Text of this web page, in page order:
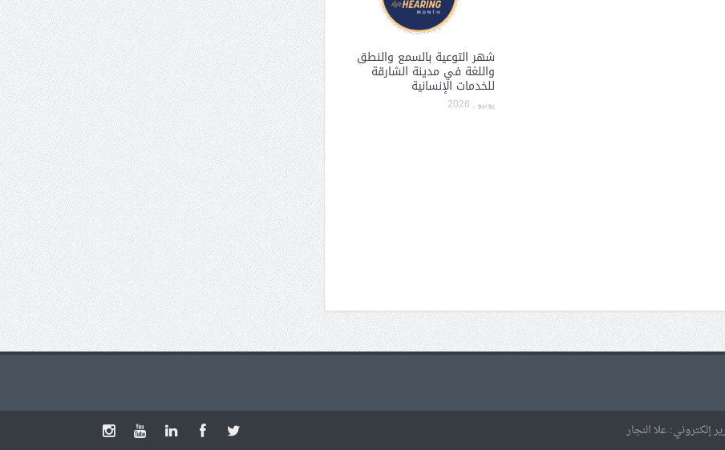
شهر التوعية بالسمع والنطق
واللغة في مدينة الشارقة
للخدمات الإنسانية
يونيو , 2026